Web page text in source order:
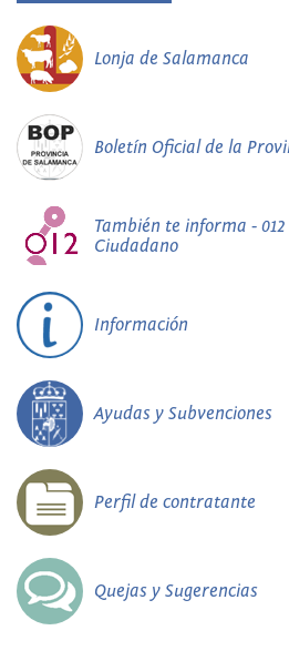
Lonja de Salamanca
Boletín Oficial de la
También te informa -
Ciudadano
Información
Ayudas y Subvenciones
Perfil de contratante
Quejas y Sugerencias